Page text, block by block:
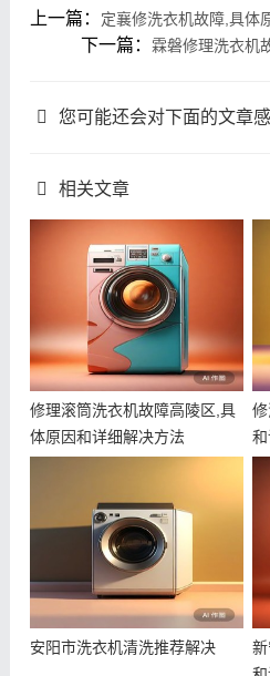
上一篇： 定襄修洗衣机故障,具体
下一篇：霖磐修理洗衣机
您可能还会对下面的文章感
相关文章
修理滚筒洗衣机故障高陵区,具
体原因和详细解决方法
安阳市洗衣机清洗推荐解决